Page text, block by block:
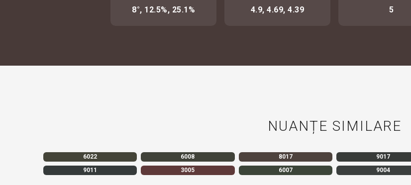
8°, 12.5%, 25.1% 4.9, 4.69, 4.39 5
NUANȚE SIMILARE
6022 6008 8017 9017
9011
3005 6007 9004